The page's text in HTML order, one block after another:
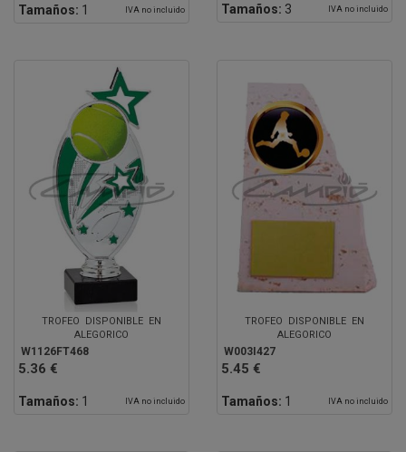
Tamaños: 1 IVA no incluido Tamaños: 3 IVA no incluido
TROFEO DISPONIBLE EN
ALEGORICO
W1126FT468
5.36 €
Tamaños: 1 IVA no incluido
TROFEO DISPONIBLE EN
ALEGORICO
W003I427
5.45 €
Tamaños: 1 IVA no incluido